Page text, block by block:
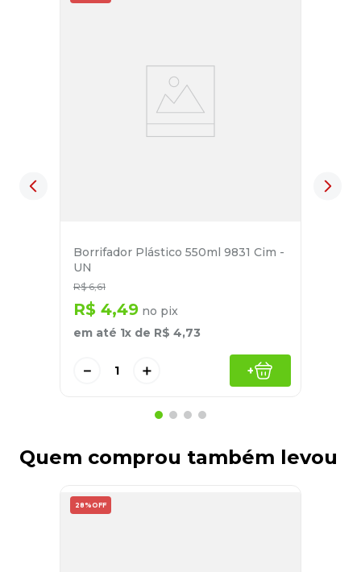
Borrifador Plástico 550ml 9831 Cim -
UN
R$ 6,61
R$ 4,49 no pix
em até 1x de R$ 4,73
＋
－ +
Quem comprou também levou
28% OFF